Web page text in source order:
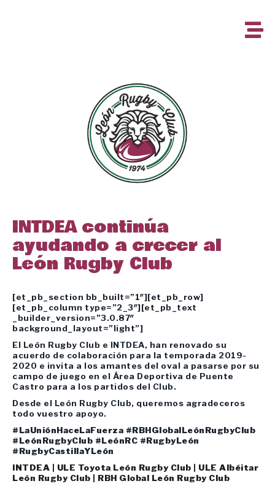
INTDEA continúa
ayudando a crecer al
León Rugby Club
[et_pb_section bb_built=”1″][et_pb_row]
[et_pb_column type=”2_3″][et_pb_text
_builder_version=”3.0.87″
background_layout=”light”]
El León Rugby Club e INTDEA, han renovado su
acuerdo de colaboración para la temporada 2019-
2020 e invita a los amantes del oval a pasarse por su
campo de juego en el Área Deportiva de Puente
Castro para a los partidos del Club.
Desde el León Rugby Club, queremos agradeceros
todo vuestro apoyo.
#LaUniónHaceLaFuerza #RBHGlobalLeónRugbyClub
#LeónRugbyClub #LeónRC #RugbyLeón
#RugbyCastillaYLeón
INTDEA
ULE Toyota León Rugby Club
ULE Albéitar
León Rugby Club
RBH Global León Rugby Club